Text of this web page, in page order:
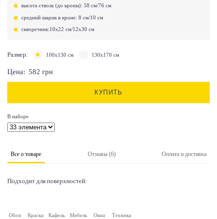
высота ствола (до кроны): 58 см/76 см
средний шарик в кроне: 8 см/10 см
скворечник:10х22 см/12х30 см
Размер: 100х130 см 130х170 см
Цена: 582 грн
КУПИТЬ
В наборе
Все о товаре Отзывы (6) Оплата и доставка
Подходит для поверхностей:
Обои Краска Кафель Мебель Окна Техника